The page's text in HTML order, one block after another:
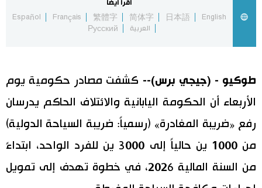
سياحة وسفر
اليابان في فيديو
مانغا وأنيمي
الأقسام
صور
الأكثر تفاعلا
اقرأ أيضاً
English
日本語
简体字
繁體字
Français
Español
العربية
Русский
طوكيو - (جيجي برس)-- كشفت مصادر حكومية يوم
الأربعاء أن الحكومة اليابانية والائتلاف الحاكم يدرسان
رفع «ضريبة المغادرة» (رسمياً: ضريبة السياحة الدولية)
من 1000 ين حالياً إلى 3000 ين للفرد الواحد، ابتداءً
من السنة المالية 2026، في خطوة تهدف إلى تمويل